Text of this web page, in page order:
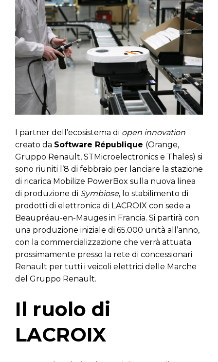
I partner dell’ecosistema di open innovation
creato da Software République (Orange,
Gruppo Renault, STMicroelectronics e Thales) si
sono riuniti l’8 di febbraio per lanciare la stazione
di ricarica Mobilize PowerBox sulla nuova linea
di produzione di Symbiose, lo stabilimento di
prodotti di elettronica di LACROIX con sede a
Beaupréau-en-Mauges in Francia. Si partirà con
una produzione iniziale di 65.000 unità all’anno,
con la commercializzazione che verrà attuata
prossimamente presso la rete di concessionari
Renault per tutti i veicoli elettrici delle Marche
del Gruppo Renault.
Il ruolo di
LACROIX